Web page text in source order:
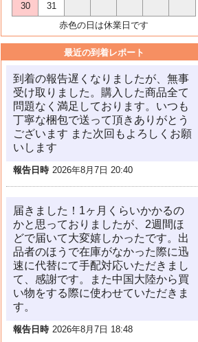
30
31
赤色の日は休業日です
最近の到着レポート
到着の報告遅くなりましたが、無事
受け取りました。購入した商品全て
問題なく満足しております。いつも
丁寧な梱包で送って頂きありがとう
ございます また次回もよろしくお願
いします
報告日時 2026年8月7日 20:40
届きました！1ヶ月くらいかかるの
かと思っておりましたが、2週間ほ
どで届いて大変嬉しかったです。出
品者のほうで在庫がなかった際に迅
速に代替にて手配対応いただきまし
て、感謝です。また中国大陸から買
い物をする際に使わせていただきま
す。
報告日時 2026年8月7日 18:48